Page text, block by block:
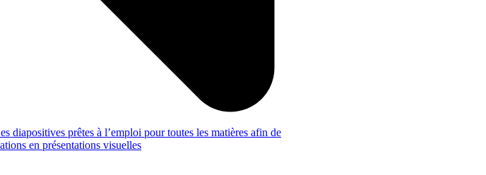
diapositives prêtes à l’emploi pour toutes les matières afin de
en présentations visuelles